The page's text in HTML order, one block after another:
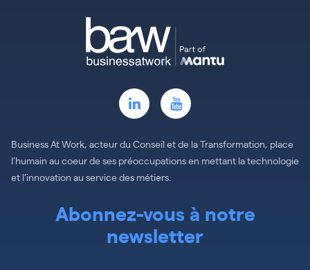
Business At Work, acteur du Conseil et de la Transformation, place
l’humain au coeur de ses préoccupations en mettant la technologie
et l’innovation au service des métiers.
Abonnez-vous à notre
newsletter